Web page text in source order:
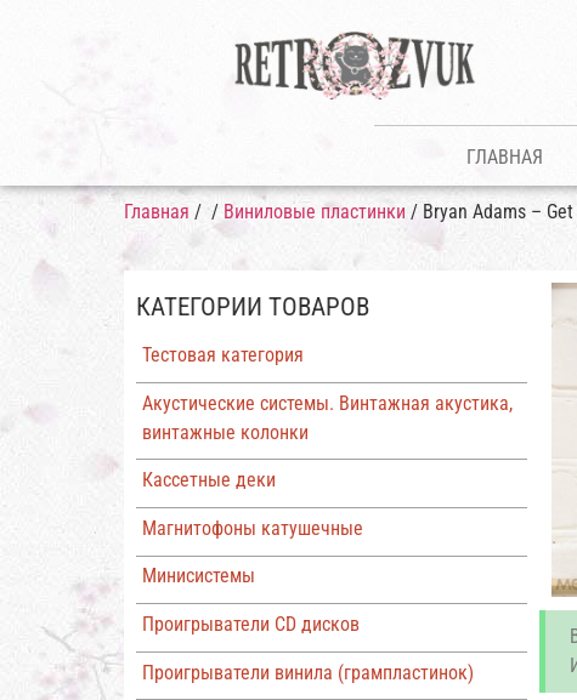
ГЛАВНАЯ
Главная / / Виниловые пластинки / Bryan Adams – Get
КАТЕГОРИИ ТОВАРОВ
Тестовая категория
Акустические системы. Винтажная акустика,
винтажные колонки
Кассетные деки
Магнитофоны катушечные
Минисистемы
Проигрыватели CD дисков
Проигрыватели винила (грампластинок)